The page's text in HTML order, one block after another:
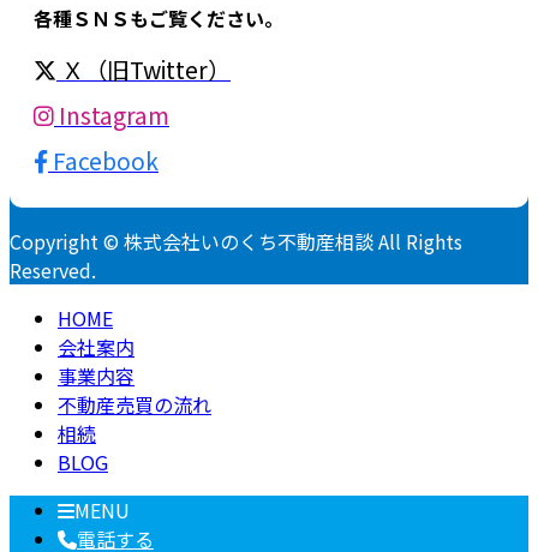
各種ＳＮＳもご覧ください。
Ｘ（旧Twitter）
Instagram
Facebook
Copyright © 株式会社いのくち不動産相談 All Rights
Reserved.
HOME
会社案内
事業内容
不動産売買の流れ
相続
BLOG
MENU
電話する